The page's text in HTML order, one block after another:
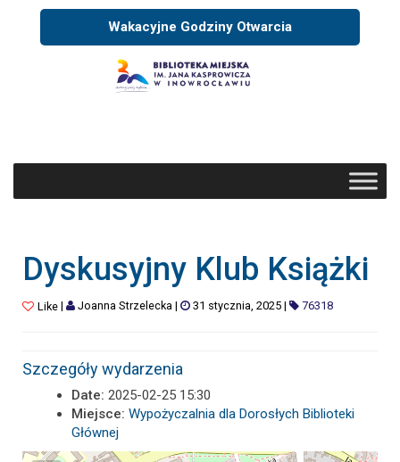
Wakacyjne Godziny Otwarcia
Dyskusyjny Klub Książki
Like| Joanna Strzelecka | 31 stycznia, 2025| 76318
Szczegóły wydarzenia
Date: 2025-02-25 15:30
Miejsce: Wypożyczalnia dla Dorosłych Biblioteki
Głównej